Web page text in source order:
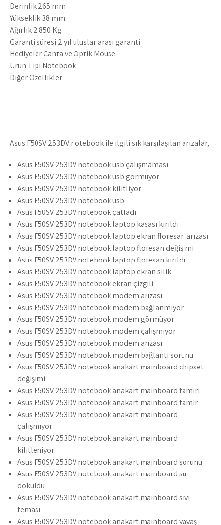
Derinlik 265 mm
Yükseklik 38 mm
Ağırlık 2.850 Kg
Garanti süresi 2 yıl uluslar arası garanti
Hediyeler Çanta ve Optik Mouse
Ürün Tipi Notebook
Diğer Özellikler –
Asus F50SV 253DV notebook ile ilgili sık karşılaşılan arızalar,
Asus F50SV 253DV notebook usb çalışmaması
Asus F50SV 253DV notebook usb görmüyor
Asus F50SV 253DV notebook kilitliyor
Asus F50SV 253DV notebook usb
Asus F50SV 253DV notebook çatladı
Asus F50SV 253DV notebook laptop kasası kırıldı
Asus F50SV 253DV notebook laptop ekran floresan arızası
Asus F50SV 253DV notebook laptop floresan değişimi
Asus F50SV 253DV notebook laptop floresan kırıldı
Asus F50SV 253DV notebook laptop ekran silik
Asus F50SV 253DV notebook ekran çizgili
Asus F50SV 253DV notebook modem arızası
Asus F50SV 253DV notebook modem bağlanmıyor
Asus F50SV 253DV notebook modem görmüyor
Asus F50SV 253DV notebook modem çalışmıyor
Asus F50SV 253DV notebook modem arızası
Asus F50SV 253DV notebook modem bağlantı sorunu
Asus F50SV 253DV notebook anakart mainboard chipset
değişimi
Asus F50SV 253DV notebook anakart mainboard tamiri
Asus F50SV 253DV notebook anakart mainboard tamir
Asus F50SV 253DV notebook anakart mainboard
çalışmıyor
Asus F50SV 253DV notebook anakart mainboard
kilitleniyor
Asus F50SV 253DV notebook anakart mainboard sorunu
Asus F50SV 253DV notebook anakart mainboard su
döküldü
Asus F50SV 253DV notebook anakart mainboard sıvı
teması
Asus F50SV 253DV notebook anakart mainboard yavaş